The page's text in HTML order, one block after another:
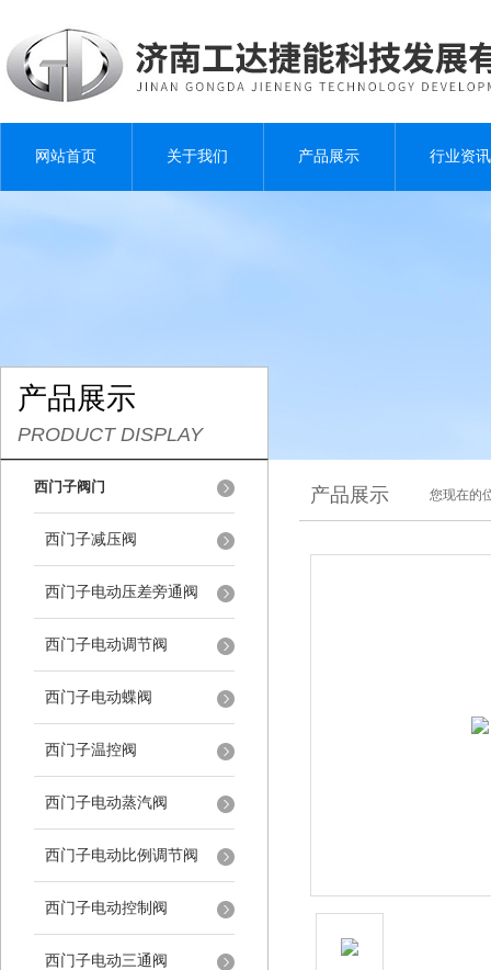
网站首页 关于我们 产品展示 行业资讯
产品展示
PRODUCT DISPLAY
西门子阀门
西门子减压阀
西门子电动压差旁通阀
西门子电动调节阀
西门子电动蝶阀
西门子温控阀
西门子电动蒸汽阀
西门子电动比例调节阀
西门子电动控制阀
西门子电动三通阀
产品展示 您现在的